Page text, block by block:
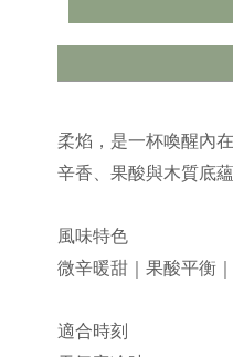
柔焰，是一杯喚醒內在
辛香、果酸與木質底
風味特色
微辛暖甜｜果酸平衡
適合時刻